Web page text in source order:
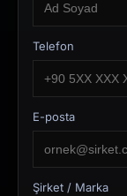
Telefon
E-posta
Şirket / Marka